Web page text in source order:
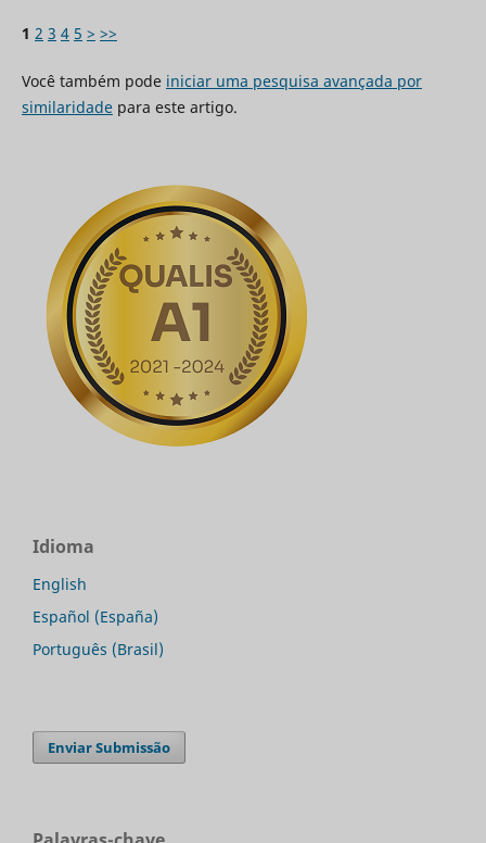
1 2 3 4 5 > >>
Você também pode iniciar uma pesquisa avançada por
similaridadepara este artigo.
Idioma
English
Español (España)
Português (Brasil)
Enviar Submissão